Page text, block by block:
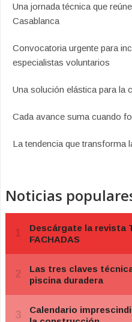
Una jornada técnica que
Casablanca
Convocatoria urgente para
especialistas voluntarios
Una solución elástica para la
Cada avance suma cuando
La tendencia que transforma
Noticias